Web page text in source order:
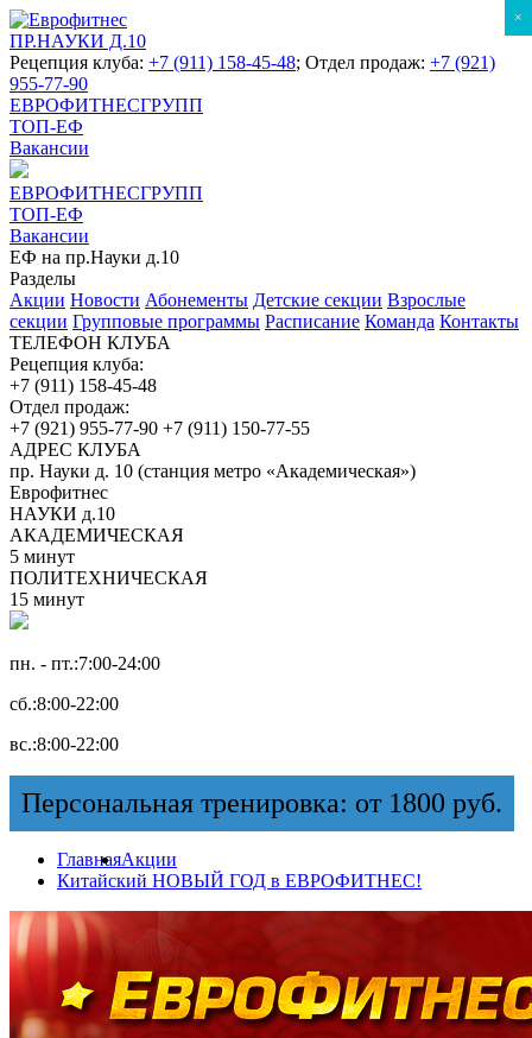
ПР.НАУКИ Д.10
Рецепция клуба: +7 (911) 158-45-48; Отдел продаж: +7 (921)
955-77-90
ЕВРОФИТНЕСГРУПП
ТОП-ЕФ
Вакансии
ЕВРОФИТНЕСГРУПП
ТОП-ЕФ
Вакансии
ЕФ на пр.Науки д.10
Разделы
Акции Новости Абонементы Детские секции Взрослые
секции Групповые программы Расписание Команда Контакты
ТЕЛЕФОН КЛУБА
Рецепция клуба:
+7 (911) 158-45-48
Отдел продаж:
+7 (921) 955-77-90 +7 (911) 150-77-55
АДРЕС КЛУБА
пр. Науки д. 10 (станция метро «Академическая»)
Еврофитнес
НАУКИ д.10
АКАДЕМИЧЕСКАЯ
5 минут
ПОЛИТЕХНИЧЕСКАЯ
15 минут
пн. - пт.:7:00-24:00
сб.:8:00-22:00
вс.:8:00-22:00
Персональная тренировка: от 1800 руб.
ГлавнаяАкции
Китайский НОВЫЙ ГОД в ЕВРОФИТНЕС!
×